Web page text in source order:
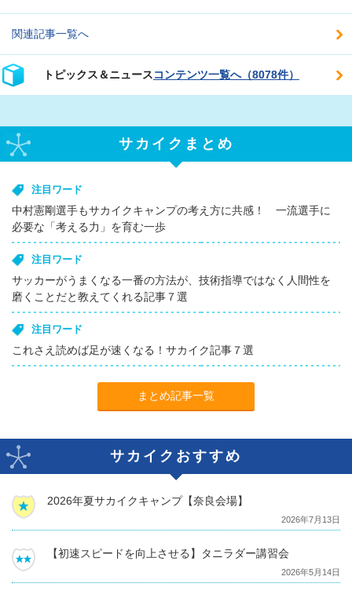
関連記事一覧へ
トピックス＆ニュースコンテンツ一覧へ（8078件）
サカイクまとめ
注目ワード
中村憲剛選手もサカイクキャンプの考え方に共感！ 一流選手に
必要な「考える力」を育む一歩
注目ワード
サッカーがうまくなる一番の方法が、技術指導ではなく人間性を
磨くことだと教えてくれる記事７選
注目ワード
これさえ読めば足が速くなる！サカイク記事７選
まとめ記事一覧
サカイクおすすめ
2026年夏サカイクキャンプ【奈良会場】
2026年7月13日
【初速スピードを向上させる】タニラダー講習会
2026年5月14日